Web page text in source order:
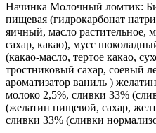
Начинка Молочный ломтик:
пищевая (гидрокарбонат
яичный, масло растительное,
сахар, какао), мусс
(какао-масло, тертое какао,
тростниковый сахар, соевый
ароматизатор ваниль )
молоко 2,5%, сливки 33%
(желатин пищевой, сахар,
сливки 33% (сливки